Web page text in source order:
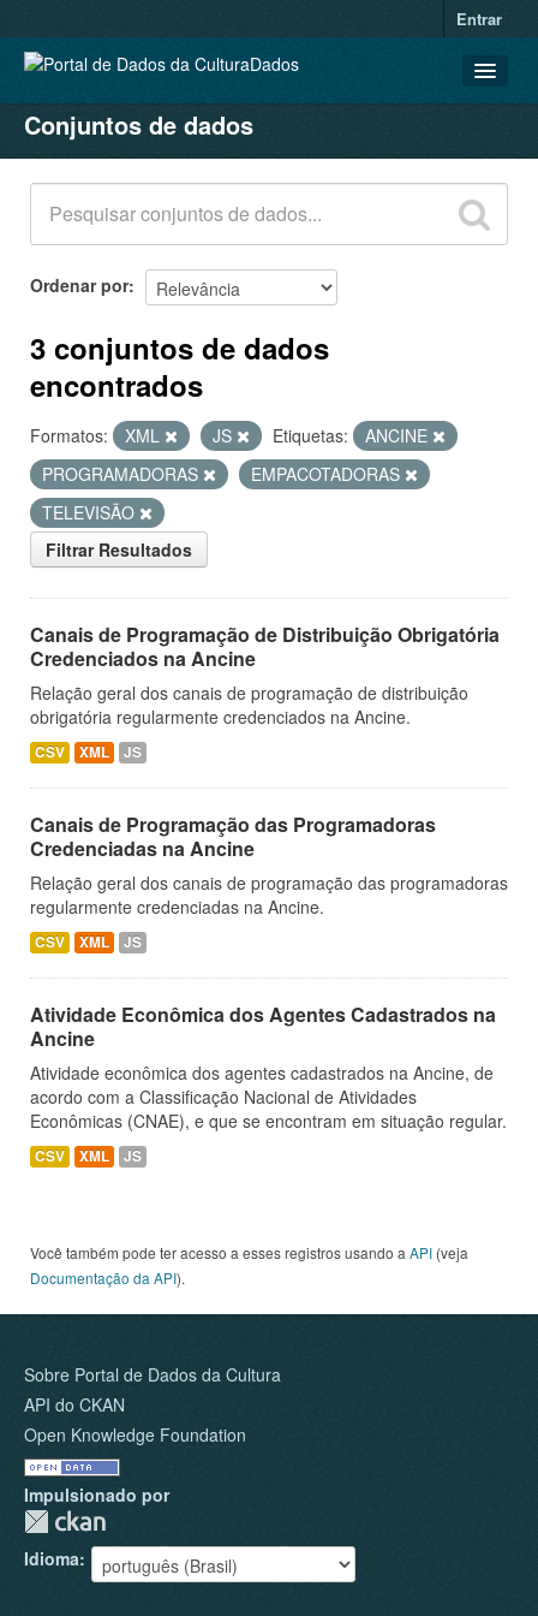
Entrar
CONJUNTOS DE DADOS
ORGANIZAÇÕES
GRUPOS
SOBRE
Conjuntos de dados
Ordenar por
3 conjuntos de dados
encontrados
Formatos: XML JS Etiquetas:
ANCINE
PROGRAMADORAS
EMPACOTADORAS
TELEVISÃO
Filtrar Resultados
Canais de Programação de Distribuição Obrigatória
Credenciados na Ancine
Relação geral dos canais de programação de distribuição
obrigatória regularmente credenciados na Ancine.
CSV XML JS
Canais de Programação das Programadoras
Credenciadas na Ancine
Relação geral dos canais de programação das programadoras
regularmente credenciadas na Ancine.
CSV XML JS
Atividade Econômica dos Agentes Cadastrados na
Ancine
Atividade econômica dos agentes cadastrados na Ancine, de
acordo com a Classificação Nacional de Atividades
Econômicas (CNAE), e que se encontram em situação regular.
CSV XML JS
Você também pode ter acesso a esses registros usando a API (veja
Documentação da API).
Sobre Portal de Dados da Cultura
API do CKAN
Open Knowledge Foundation
Impulsionado por
Idioma